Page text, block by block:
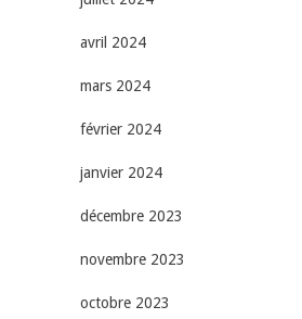
avril 2024
mars 2024
février 2024
janvier 2024
décembre 2023
novembre 2023
octobre 2023